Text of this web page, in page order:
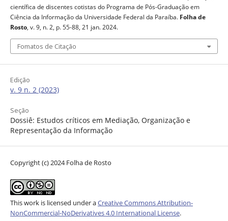
científica de discentes cotistas do Programa de Pós-Graduação em
Ciência da Informação da Universidade Federal da Paraíba. Folha de
Rosto, v. 9, n. 2, p. 55-88, 21 jan. 2024.
Fomatos de Citação
Edição
v. 9 n. 2 (2023)
Seção
Dossiê: Estudos críticos em Mediação, Organização e
Representação da Informação
Copyright (c) 2024 Folha de Rosto
This work is licensed under aCreative Commons Attribution-
NonCommercial-NoDerivatives 4.0 International License.